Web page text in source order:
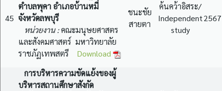
45
ตำบลพุคา อำเภอบ้านหมี่
จังหวัดลพบุรี
หน่วยงาน :คณะมนุษยศาสตร
และสังคมศาสตร์ มหาวิทยาลัย
ราชภัฏเทพสตรี Download
ชนะชัย
สายตา
ค้นคว้าอิสระ/
Independent
study
2567
การบริหารความขัดแย้งของผู้
บริหารสถานศึกษาสังกัด